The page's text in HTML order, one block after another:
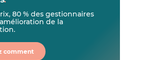
80 % des gestionnaires
de la
comment